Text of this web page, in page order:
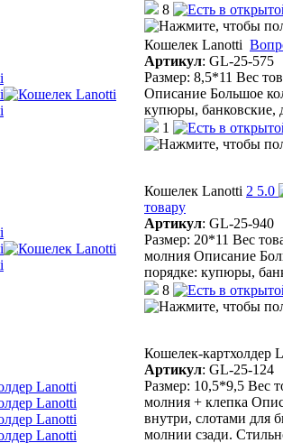
8
Кошелек Lanotti
Артикул: GL-25-575
Размер: 8,5*11 Вес
Описание Большое
купюры, банковские,
1
Кошелек Lanotti 2 5.0
товару
Артикул: GL-25-940
Размер: 20*11 Вес
молния Описание
порядке: купюры,
8
Кошелек-картхолдер
Артикул: GL-25-124
Размер: 10,5*9,5 Вес
молния + клепка
внутри, слотами для
молнии сзади.